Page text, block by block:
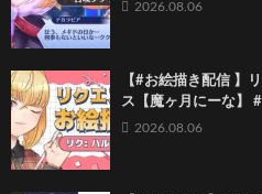
2026.08.06
【#お絵描き配信 】
ス【魔ヶ月にーな】
2026.08.06